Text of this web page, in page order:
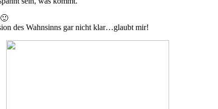
des Wahnsinns gar nicht klar…glaubt mir!